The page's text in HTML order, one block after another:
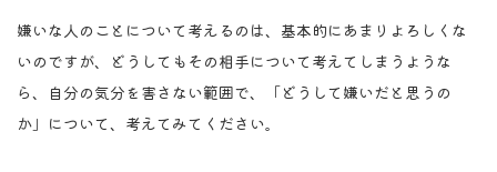
嫌いな人のことについて考えるのは、基本的にあまりよろしくな
いのですが、どうしてもその相手について考えてしまうような
ら、自分の気分を害さない範囲で、「どうして嫌いだと思うの
か」について、考えてみてください。